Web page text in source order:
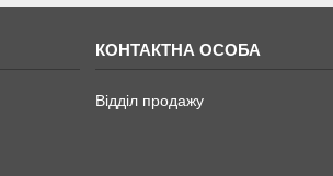
Відділ продажу